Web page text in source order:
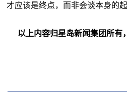
才应该是终点，而非会谈本身的
以上内容归星岛新闻集团所有